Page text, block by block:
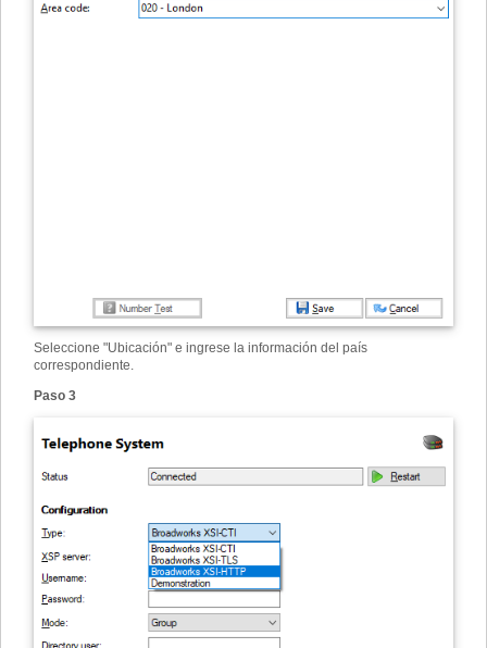
Seleccione "Ubicación" e ingrese la información del país
correspondiente.
Paso 3